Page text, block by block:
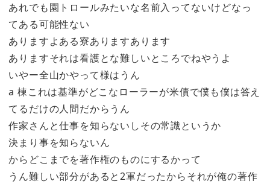
あれでも園トロールみたいな名前入ってないけどなっ
てある可能性ない
ありますよある寮ありますあります
ありますそれは看護とな難しいところでねやうよ
いやー全山かやって様はうん
a 棟これは基準がどこなローラーが米債で僕も僕は答え
てるだけの人間だからうん
作家さんと仕事を知らないしその常識というか
決まり事を知らないん
からどこまでを著作権のものにするかって
うん難しい部分があると2軍だったからそれが俺の著作